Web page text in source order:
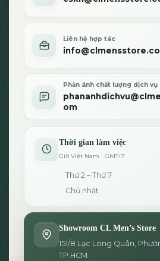
Liên hệ hợp tác
Phản ánh chất lượng dịch vụ
om
Thời gian làm việc
Giờ Việt Nam · GMT+7
Thứ 2 – Thứ 7
Chủ nhật
Showroom CL Men’s Store
151/8 Lạc Long Quân,
TP.HCM